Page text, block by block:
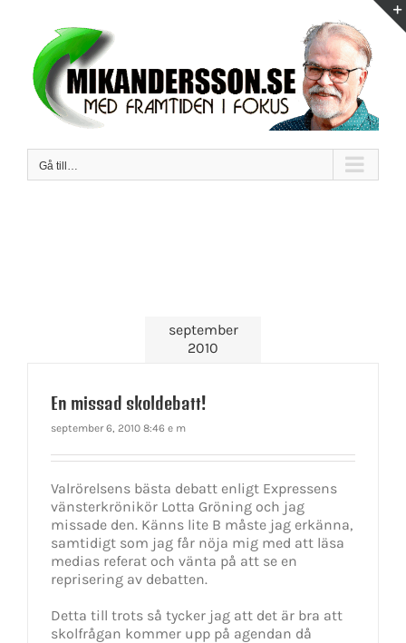
innehållet
Gå till…
september
2010
En missad skoldebatt!
september 6, 2010 8:46 e m
Valrörelsens bästa debatt enligt Expressens
vänsterkrönikör Lotta Gröning och jag
missade den. Känns lite B måste jag erkänna,
samtidigt som jag får nöja mig med att läsa
medias referat och vänta på att se en
reprisering av debatten.
Detta till trots så tycker jag att det är bra att
skolfrågan kommer upp på agendan då